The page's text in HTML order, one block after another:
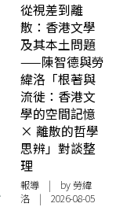
從視差到離
散：香港文學
及其本土問題
——陳智德與勞
緯洛「根著與
流徙：香港文
學的空間記憶
× 離散的哲學
思辨」對談整
理
報導 | by 勞緯
洛 | 2026-08-05